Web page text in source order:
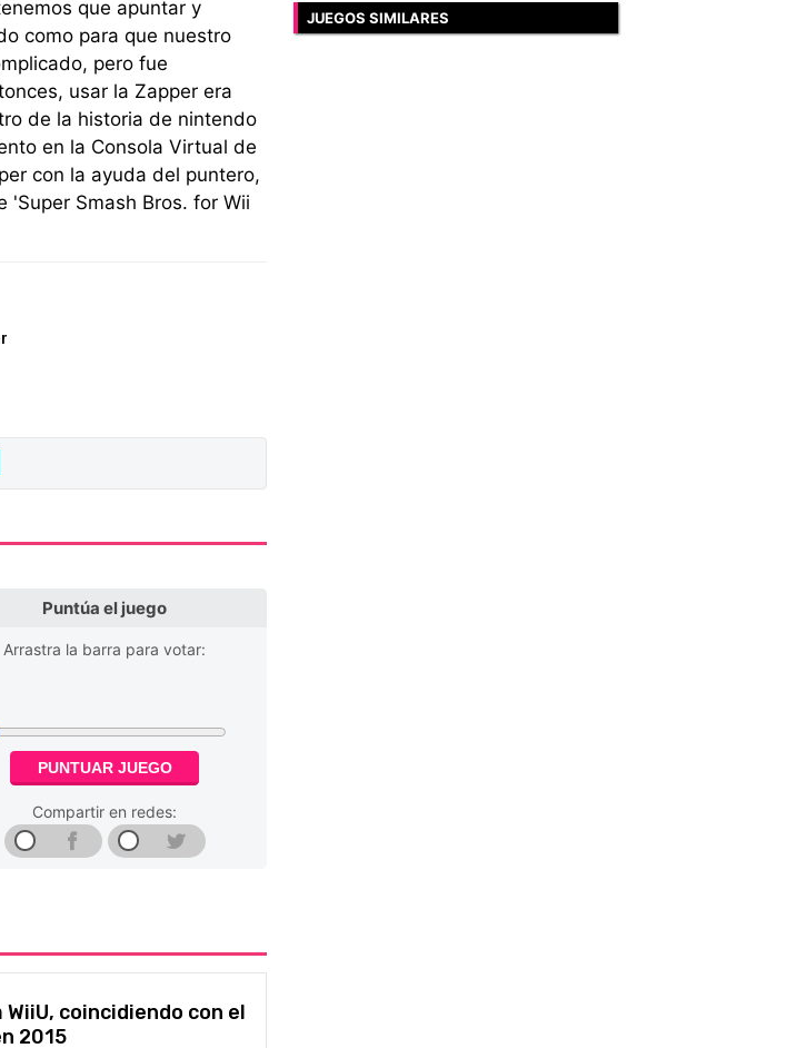
que apuntar y
como para que nuestro
pero fue
usar la Zapper era
de la historia de nintendo
en la Consola Virtual de
con la ayuda del puntero,
Smash Bros. for Wii
Puntúa el juego
Arrastra la barra para votar:
PUNTUAR JUEGO
Compartir en redes:
coincidiendo con el
2015
JUEGOS SIMILARES